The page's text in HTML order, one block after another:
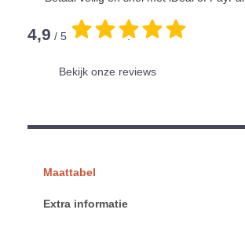
4,9 / 5 .
Bekijk onze reviews
Maattabel
Extra informatie